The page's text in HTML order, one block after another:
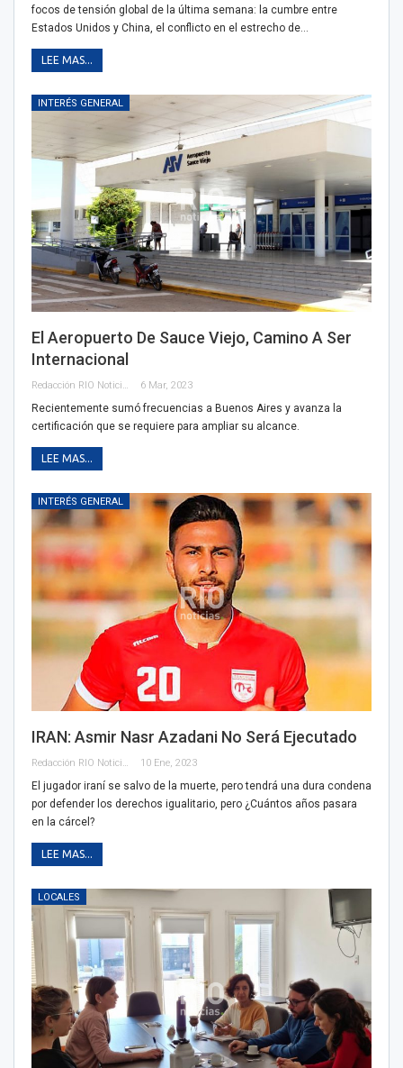
focos de tensión global de la última semana: la cumbre entre
Estados Unidos y China, el conflicto en el estrecho de…
LEE MAS...
INTERÉS GENERAL
El Aeropuerto De Sauce Viejo, Camino A Ser
Internacional
Redacción RIO Noticias 6 Mar, 2023
Recientemente sumó frecuencias a Buenos Aires y avanza la
certificación que se requiere para ampliar su alcance.
LEE MAS...
INTERÉS GENERAL
IRAN: Asmir Nasr Azadani No Será Ejecutado
Redacción RIO Noticias 10 Ene, 2023
El jugador iraní se salvo de la muerte, pero tendrá una dura condena
por defender los derechos igualitario, pero ¿Cuántos años pasara
en la cárcel?
LEE MAS...
LOCALES